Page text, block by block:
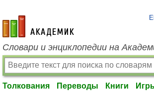
academic.ru
Словари и энциклопедии на
Толкования Переводы Книги